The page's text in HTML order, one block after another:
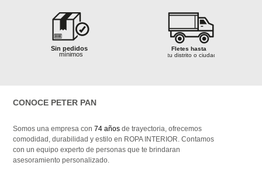
Ganancias
Fletes hasta
tu distrito o ciudad
Sin pedidos
mínimos
Asesoramiento
rápida atención
Garantía al
Fletes hasta
tu distrito o ciudad
garantizada
CONOCE PETER PAN
Somos una empresa con74 años de trayectoria, ofrecemos
comodidad, durabilidad y estilo en ROPA INTERIOR. Contamos
con un equipo experto de personas que te brindaran
asesoramiento personalizado.